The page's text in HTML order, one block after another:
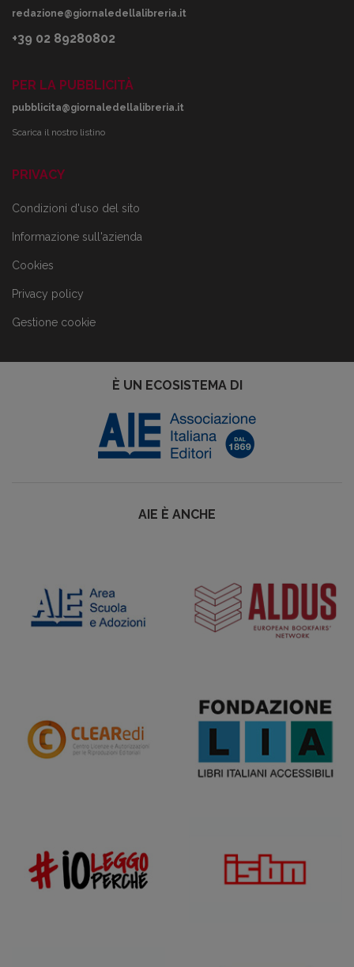
redazione@giornaledellalibreria.it
+39 02 89280802
PER LA PUBBLICITÀ
pubblicita@giornaledellalibreria.it
Scarica il nostro listino
PRIVACY
Condizioni d'uso del sito
Informazione sull'azienda
Cookies
Privacy policy
Gestione cookie
È UN ECOSISTEMA DI
AIE È ANCHE